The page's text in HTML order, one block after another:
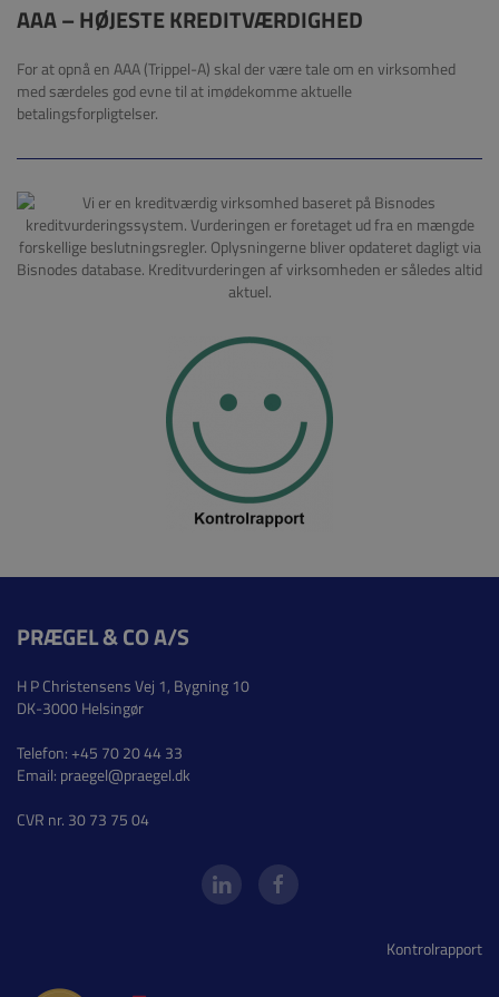
AAA – HØJESTE KREDITVÆRDIGHED
For at opnå en AAA (Trippel-A) skal der være tale om en virksomhed
med særdeles god evne til at imødekomme aktuelle
betalingsforpligtelser.
PRÆGEL & CO A/S
H P Christensens Vej 1, Bygning 10
DK-3000 Helsingør
Telefon: +45 70 20 44 33
Email: praegel@praegel.dk
CVR nr. 30 73 75 04
Kontrolrapport